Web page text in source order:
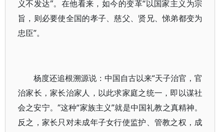
义不发达”。在他看来，如今的变革“以国家主义为宗
旨，则必要使全国的孝子、慈父、贤兄、悌弟都变为
忠臣”。
杨度还追根溯源说：中国自古以来“天子治官，官
治家长，家长治家人，以此求家庭之统一，即以谋社
会之安宁。”这种“家族主义”就是中国礼教之真精神。
反之，家长只对未成年子女行使监护、管教之权，成